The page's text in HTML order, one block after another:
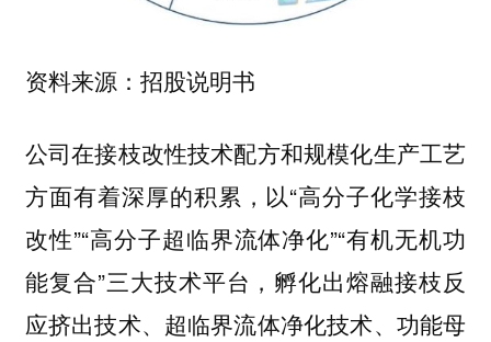
资料来源：招股说明书
公司在接枝改性技术配方和规模化生产工艺
方面有着深厚的积累，以“高分子化学接枝
改性”“高分子超临界流体净化”“有机无机功
能复合”三大技术平台，孵化出熔融接枝反
应挤出技术、超临界流体净化技术、功能母